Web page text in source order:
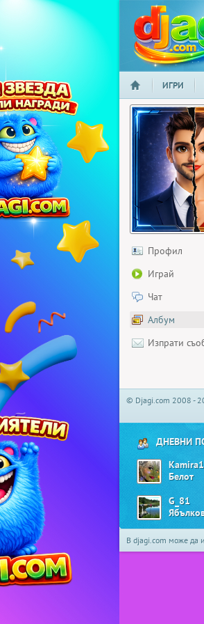
djagi.com
НАЧАЛО
ИГРИ
Профил
Играй
Чат
Албум
Изпрати
© Djagi.com 2008 -
ДНЕВНИ
Kamira1
Белот
G_81
В djagi.com може да